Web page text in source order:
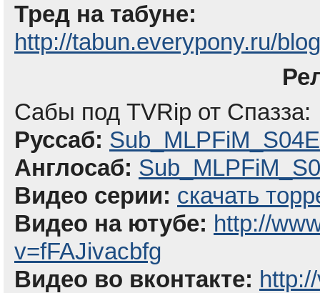
Тред на табуне:
http://tabun.everypony.ru/
Сабы под TVRip от Спазза:
Руссаб:
Англосаб:
Видео серии: скачать
Видео на ютубе: http://
v=fFAJivacbfg
Видео во вконтакте: